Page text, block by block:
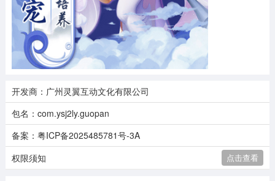
开发商：广州灵翼互动文化有限公司
包名：com.ysj2ly.guopan
备案：粤ICP备2025485781号-3A
权限须知
点击查看